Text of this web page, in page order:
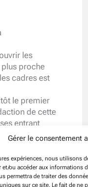
Gérer le consentement
expériences, nous utilisons
ou accéder aux informations
permettra de traiter des
sur ce site. Le fait de ne
les
plus proche
cadres est
le premier
de cette
entrant